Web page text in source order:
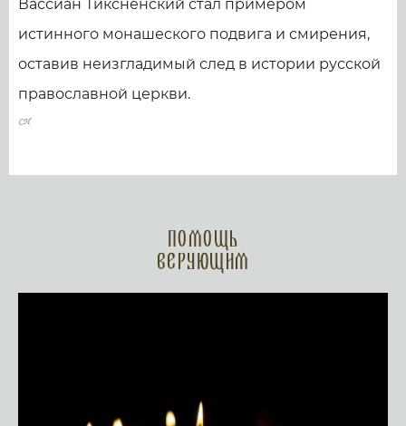
Вассиан Тиксненский стал примером
истинного монашеского подвига и смирения,
оставив неизгладимый след в истории русской
православной церкви.
Помощь
верующим